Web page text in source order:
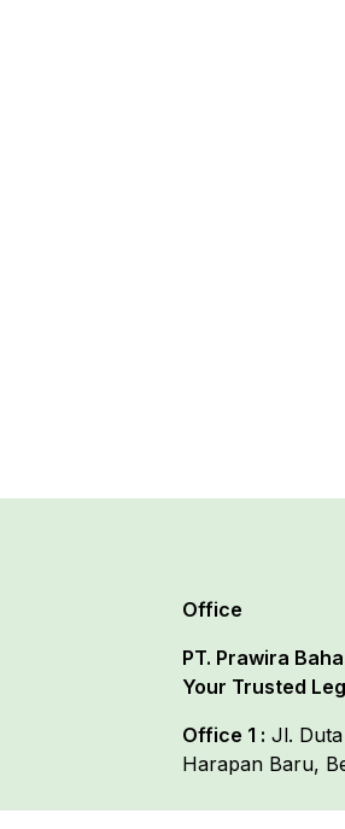
Office
PT. Prawira
Your Trusted
Office 1 : Jl.
Harapan Baru,